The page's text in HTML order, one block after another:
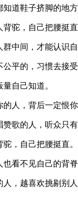
道鞋子挤脚的地方
驼，自己把腰挺直
中间，才能认识自
平的，习惯去接受
自己知道。
人，背后一定恨你
歌的人，听众只有
驼，自己把腰挺直。
也看不见自己的背脊
人，越喜欢挑剔别